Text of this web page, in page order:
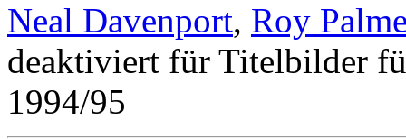
Neal Davenport, Roy
deaktiviert für Titelbilder
1994/95